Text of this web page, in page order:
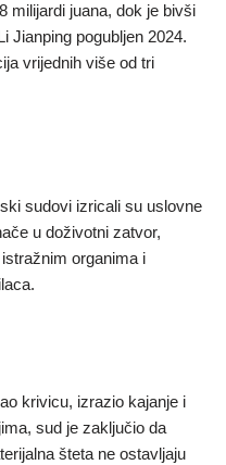
milijardi juana, dok je bivši
Jianping pogubljen 2024.
vrijednih više od tri
sudovi izricali su uslovne
u doživotni zatvor,
organima i
krivicu, izrazio kajanje i
sud je zaključio da
šteta ne ostavljaju